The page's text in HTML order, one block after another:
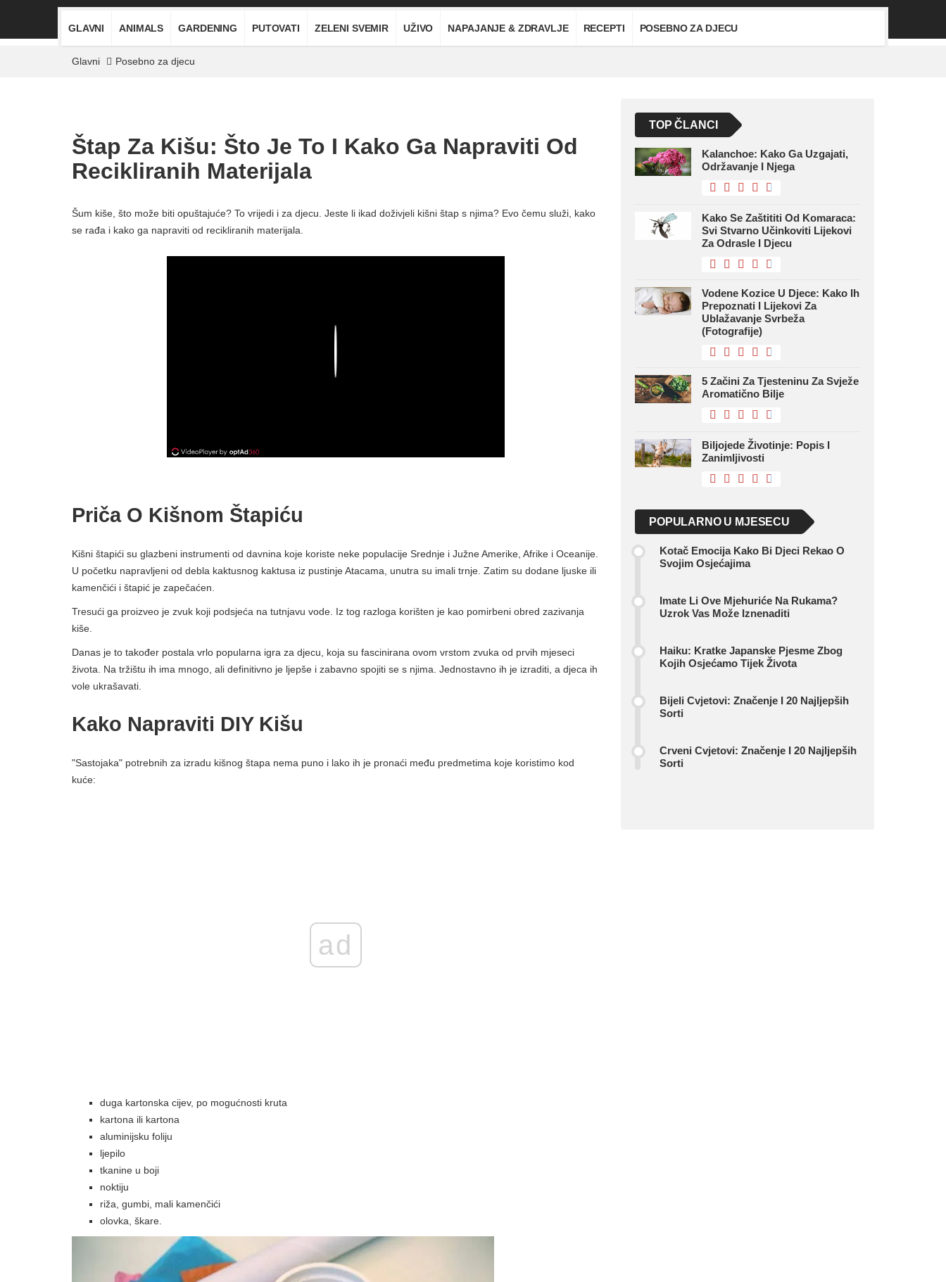
GLAVNI ANIMALS GARDENING PUTOVATI ZELENI SVEMIR UŽIVO NAPAJANJE & ZDRAVLJE RECEPTI POSEBNO ZA DJECU
Glavni Posebno za djecu
Štap Za Kišu: Što Je To I Kako Ga Napraviti Od
Recikliranih Materijala
Šum kiše, što može biti opuštajuće? To vrijedi i za djecu. Jeste li ikad doživjeli kišni štap s njima? Evo čemu služi, kako
se rađa i kako ga napraviti od recikliranih materijala.
Priča O Kišnom Štapiću
Kišni štapići su glazbeni instrumenti od davnina koje koriste neke populacije Srednje i Južne Amerike, Afrike i Oceanije.
U početku napravljeni od debla kaktusnog kaktusa iz pustinje Atacama, unutra su imali trnje. Zatim su dodane ljuske ili
kamenčići i štapić je zapečaćen.
Tresući ga proizveo je zvuk koji podsjeća na tutnjavu vode. Iz tog razloga korišten je kao pomirbeni obred zazivanja
kiše.
Danas je to također postala vrlo popularna igra za djecu, koja su fascinirana ovom vrstom zvuka od prvih mjeseci
života. Na tržištu ih ima mnogo, ali definitivno je ljepše i zabavno spojiti se s njima. Jednostavno ih je izraditi, a djeca ih
vole ukrašavati.
Kako Napraviti DIY Kišu
"Sastojaka" potrebnih za izradu kišnog štapa nema puno i lako ih je pronaći među predmetima koje koristimo kod
kuće:
ad
duga kartonska cijev, po mogućnosti kruta
kartona ili kartona
aluminijsku foliju
ljepilo
tkanine u boji
noktiju
riža, gumbi, mali kamenčići
olovka, škare.
TOP ČLANCI
Kalanchoe: Kako Ga Uzgajati,
Održavanje I Njega
Kako Se Zaštititi Od Komaraca:
Svi Stvarno Učinkoviti Lijekovi
Za Odrasle I Djecu
Vodene Kozice U Djece: Kako Ih
Prepoznati I Lijekovi Za
Ublažavanje Svrbeža
(fotografije)
5 Začini Za Tjesteninu Za Svježe
Aromatično Bilje
Biljojede Životinje: Popis I
Zanimljivosti
POPULARNO U MJESECU
Kotač Emocija Kako Bi Djeci Rekao O
Svojim Osjećajima
Imate Li Ove Mjehuriće Na Rukama?
Uzrok Vas Može Iznenaditi
Haiku: Kratke Japanske Pjesme Zbog
Kojih Osjećamo Tijek Života
Bijeli Cvjetovi: Značenje I 20 Najljepših
Sorti
Crveni Cvjetovi: Značenje I 20 Najljepših
Sorti